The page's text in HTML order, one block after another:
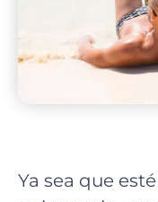
Ya sea que